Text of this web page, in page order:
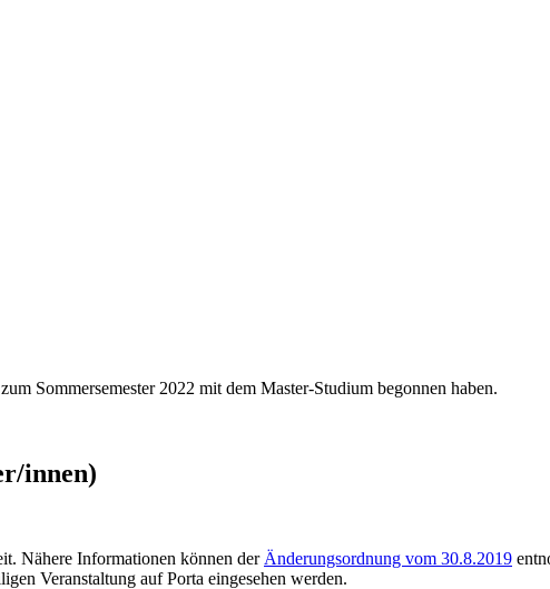
Sommersemester 2022 mit dem Master-Studium begonnen haben.
innen)
Nähere Informationen können der Änderungsordnung vom 30.8.2019
Veranstaltung auf Porta eingesehen werden.